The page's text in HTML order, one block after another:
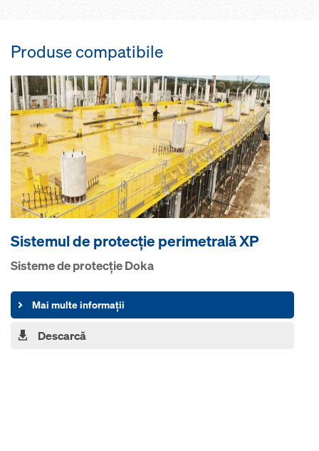
Produse compatibile
Sistemul de protecţie perimetrală XP
Sisteme de protecţie Doka
Mai multe informații
Descarcă